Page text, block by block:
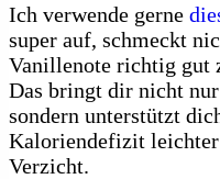
Ich verwende gerne
super auf, schmeckt
Vanillenote richtig gut
Das bringt dir nicht
sondern unterstützt
Kaloriendefizit leichter
Verzicht.